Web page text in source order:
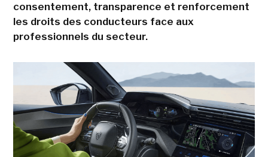
consentement, transparence et renforcement
les droits des conducteurs face aux
professionnels du secteur.